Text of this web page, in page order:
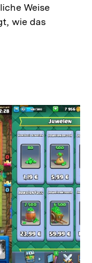
Weise
wie das